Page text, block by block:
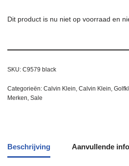
Dit product is nu niet op voorraad en
SKU: C9579 black
Categorieën: Calvin Klein, Calvin Klein,
Merken, Sale
Beschrijving Aanvullende